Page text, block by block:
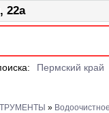
22а
Пермский край
»